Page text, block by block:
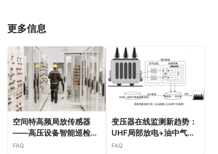
更多信息
空间特高频局放传感器
——高压设备智能巡检的
“前哨兵”
FAQ
变压器在线监测新趋势：
UHF局部放电+油中气体
+振动三合一智能诊断方
FAQ